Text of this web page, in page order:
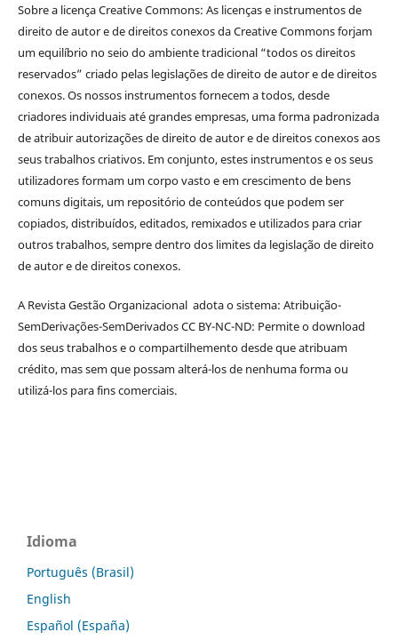
Sobre a licença Creative Commons: As licenças e instrumentos de
direito de autor e de direitos conexos da Creative Commons forjam
um equilíbrio no seio do ambiente tradicional “todos os direitos
reservados” criado pelas legislações de direito de autor e de direitos
conexos. Os nossos instrumentos fornecem a todos, desde
criadores individuais até grandes empresas, uma forma padronizada
de atribuir autorizações de direito de autor e de direitos conexos aos
seus trabalhos criativos. Em conjunto, estes instrumentos e os seus
utilizadores formam um corpo vasto e em crescimento de bens
comuns digitais, um repositório de conteúdos que podem ser
copiados, distribuídos, editados, remixados e utilizados para criar
outros trabalhos, sempre dentro dos limites da legislação de direito
de autor e de direitos conexos.
A Revista Gestão Organizacional adota o sistema: Atribuição-
SemDerivações-SemDerivados CC BY-NC-ND: Permite o download
dos seus trabalhos e o compartilhemento desde que atribuam
crédito, mas sem que possam alterá-los de nenhuma forma ou
utilizá-los para fins comerciais.
Idioma
Português (Brasil)
English
Español (España)